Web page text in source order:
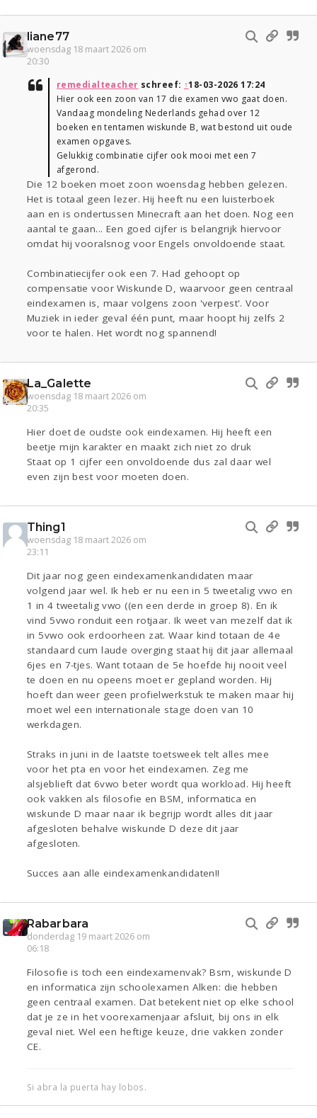
liane77
woensdag 18 maart 2026 om
20:30
remedialteacher schreef: ↑18-03-2026 17:24
Hier ook een zoon van 17 die examen vwo gaat doen.
Vandaag mondeling Nederlands gehad over 12
boeken en tentamen wiskunde B, wat bestond uit oude
examen opgaves.
Gelukkig combinatie cijfer ook mooi met een 7
afgerond.
Die 12 boeken moet zoon woensdag hebben gelezen.
Het is totaal geen lezer. Hij heeft nu een luisterboek
aan en is ondertussen Minecraft aan het doen. Nog een
aantal te gaan... Een goed cijfer is belangrijk hiervoor
omdat hij vooralsnog voor Engels onvoldoende staat.
Combinatiecijfer ook een 7. Had gehoopt op
compensatie voor Wiskunde D, waarvoor geen centraal
eindexamen is, maar volgens zoon 'verpest'. Voor
Muziek in ieder geval één punt, maar hoopt hij zelfs 2
voor te halen. Het wordt nog spannend!
La_Galette
woensdag 18 maart 2026 om
20:35
Hier doet de oudste ook eindexamen. Hij heeft een
beetje mijn karakter en maakt zich niet zo druk
Staat op 1 cijfer een onvoldoende dus zal daar wel
even zijn best voor moeten doen.
Thing1
woensdag 18 maart 2026 om
23:11
Dit jaar nog geen eindexamenkandidaten maar
volgend jaar wel. Ik heb er nu een in 5 tweetalig vwo en
1 in 4 tweetalig vwo ((en een derde in groep 8). En ik
vind 5vwo ronduit een rotjaar. Ik weet van mezelf dat ik
in 5vwo ook erdoorheen zat. Waar kind totaan de 4e
standaard cum laude overging staat hij dit jaar allemaal
6jes en 7-tjes. Want totaan de 5e hoefde hij nooit veel
te doen en nu opeens moet er gepland worden. Hij
hoeft dan weer geen profielwerkstuk te maken maar hij
moet wel een internationale stage doen van 10
werkdagen.
Straks in juni in de laatste toetsweek telt alles mee
voor het pta en voor het eindexamen. Zeg me
alsjeblieft dat 6vwo beter wordt qua workload. Hij heeft
ook vakken als filosofie en BSM, informatica en
wiskunde D maar naar ik begrijp wordt alles dit jaar
afgesloten behalve wiskunde D deze dit jaar
afgesloten.
Succes aan alle eindexamenkandidaten!!
Rabarbara
donderdag 19 maart 2026 om
06:18
Filosofie is toch een eindexamenvak? Bsm, wiskunde D
en informatica zijn schoolexamen Alken: die hebben
geen centraal examen. Dat betekent niet op elke school
dat je ze in het voorexamenjaar afsluit, bij ons in elk
geval niet. Wel een heftige keuze, drie vakken zonder
CE.
Si abra la puerta hay lobos.